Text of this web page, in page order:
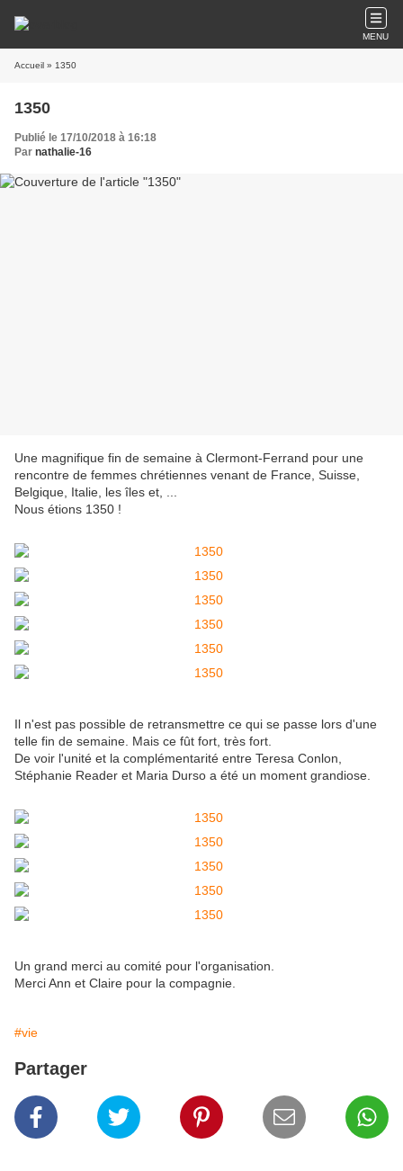
MENU
Accueil » 1350
1350
Publié le 17/10/2018 à 16:18
Par nathalie-16
Une magnifique fin de semaine à Clermont-Ferrand pour une
rencontre de femmes chrétiennes venant de France, Suisse,
Belgique, Italie, les îles et, ...
Nous étions 1350 !
Il n'est pas possible de retransmettre ce qui se passe lors d'une
telle fin de semaine. Mais ce fût fort, très fort.
De voir l'unité et la complémentarité entre Teresa Conlon,
Stéphanie Reader et Maria Durso a été un moment grandiose.
Un grand merci au comité pour l'organisation.
Merci Ann et Claire pour la compagnie.
#vie
Partager